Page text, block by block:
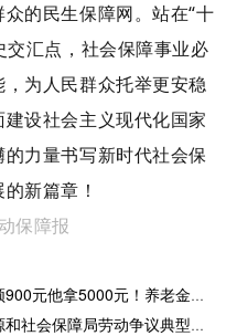
众的民生保障网。站在“十
交汇点，社会保障事业必
为人民群众托举更安稳
设社会主义现代化国家
力量书写新时代社会保
新篇章！
保障报
上一篇：【一周精选】工龄一样，我领900元他拿5000元！养老金到底差在哪？关于养老金的疑问这个您找到答案了吗?
下一篇：【案例分析】广州市人力资源和社会保障局劳动争议典型案例！